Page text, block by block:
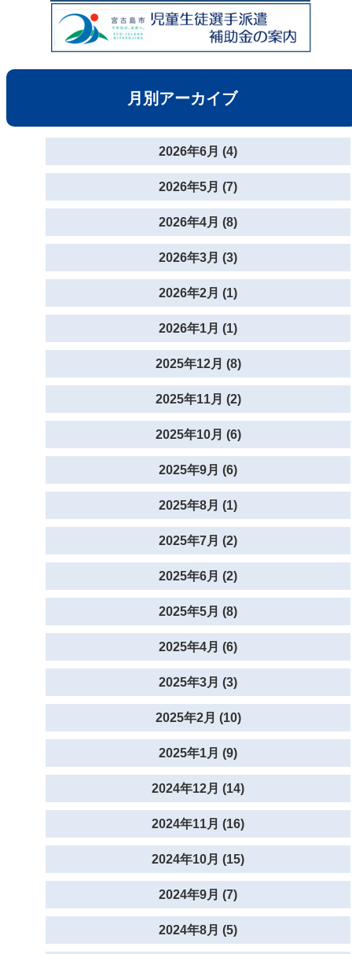
月別アーカイブ
2026年6月 (4)
2026年5月 (7)
2026年4月 (8)
2026年3月 (3)
2026年2月 (1)
2026年1月 (1)
2025年12月 (8)
2025年11月 (2)
2025年10月 (6)
2025年9月 (6)
2025年8月 (1)
2025年7月 (2)
2025年6月 (2)
2025年5月 (8)
2025年4月 (6)
2025年3月 (3)
2025年2月 (10)
2025年1月 (9)
2024年12月 (14)
2024年11月 (16)
2024年10月 (15)
2024年9月 (7)
2024年8月 (5)